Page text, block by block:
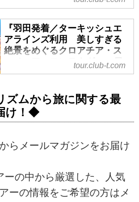
『羽田発着／ターキッシュエ
アラインズ利用 美しすぎる
絶景をめぐるクロアチア・ス
ロベニア・モンテネグロ10日
間』｜クラブツーリズム
インズ利用 美しすぎる絶景をめ
ぐるクロアチア・スロベニア・モ
ンテネグロ10日間』の紹介をして
らクラブツーリズム。
tour.club-t.com
ムから旅に関する最
け！◆
らメールマガジンをお届け
ーの中から厳選した、人気
ーの情報をご希望の方はメ